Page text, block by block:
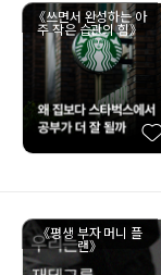
《쓰면서 완성하는 아
주 작은 습관의 힘》
《평생 부자 머니 플
랜》